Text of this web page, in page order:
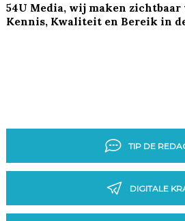
54U Media, wij maken
Kennis, Kwaliteit en Bereik in
TIP DE
DIGITALE